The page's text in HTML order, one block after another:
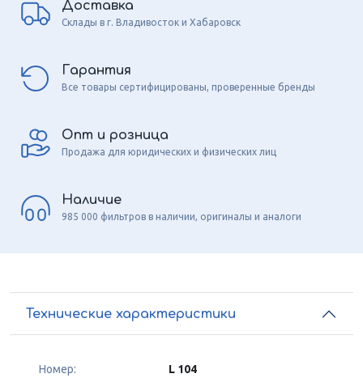
Доставка
Склады в г. Владивосток и Хабаровск
Гарантия
Все товары сертифицированы, проверенные бренды
Опт и розница
Продажа для юридических и физических лиц
Наличие
985 000 фильтров в наличии, оригиналы и аналоги
Технические характеристики
Номер: L 104